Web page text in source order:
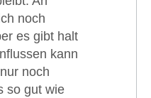
noch
es gibt halt
kann
noch
so gut wie